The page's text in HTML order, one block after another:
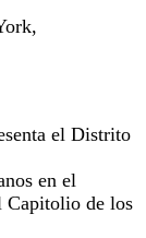
el Distrito
en el
Capitolio de los